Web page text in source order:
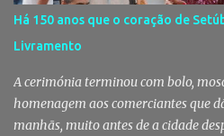
gerações, um momento de
mas também o reflexo daquilo que
capacidade de transformar uma
mobiliza milhares de pessoas. Todos
Há 150 anos que o coração de
Livramento
A cerimónia terminou com bolo,
homenagem aos comerciantes que
manhãs, muito antes de a cidade